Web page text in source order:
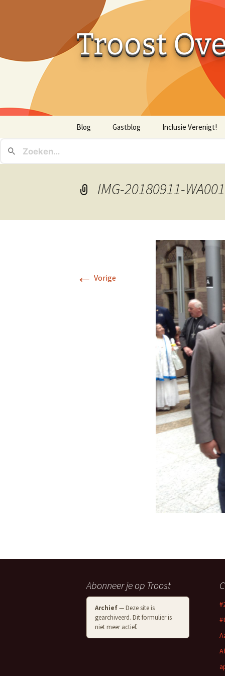
Troost
Blog Gastblog Inclusie Verenigt!
IMG-20180911-
← Vorige
Abonneer je op Troost
Archief— Deze site is
gearchiveerd. Dit formulier is
niet meer actief.